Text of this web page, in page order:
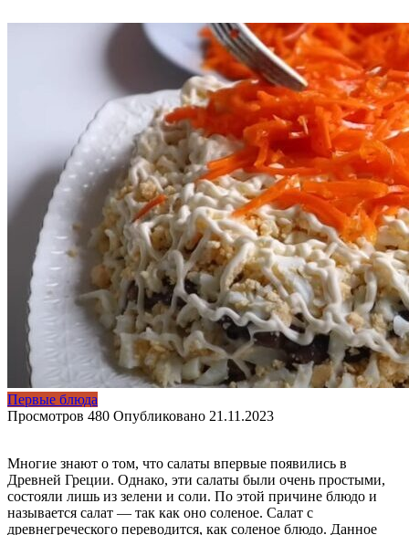
Первые блюда
Просмотров 480 Опубликовано 21.11.2023
Многие знают о том, что салаты впервые появились в
Древней Греции. Однако, эти салаты были очень простыми,
состояли лишь из зелени и соли. По этой причине блюдо и
называется салат — так как оно соленое. Салат с
древнегреческого переводится, как соленое блюдо. Данное